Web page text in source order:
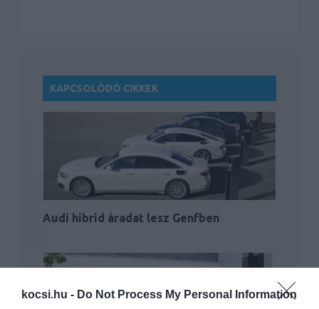
kocsi.hu - Do Not Process My Personal Information
KAPCSOLÓDÓ CIKKEK
Audi hibrid áradat lesz Genfben